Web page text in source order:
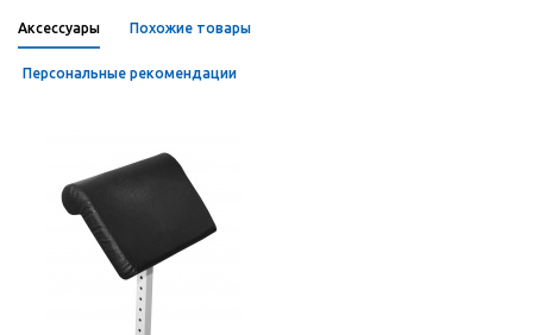
Аксессуары Похожие товары
Персональные рекомендации